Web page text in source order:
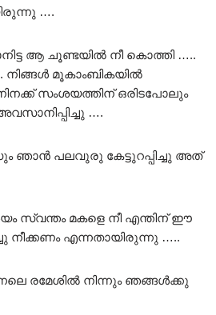
….
ആ ചൂണ്ടയിൽ നീ കൊത്തി …..
നിങ്ങൾ മൂകാംബികയിൽ
സംശയത്തിന് ഒരിടപോലും
….
ഞാൻ പലവുരു കേട്ടുറപ്പിച്ചു അത്
സ്വന്തം മകളെ നീ എന്തിന് ഈ
നീക്കണം എന്നതായിരുന്നു …..
രമേശിൽ നിന്നും ഞങ്ങൾക്കു